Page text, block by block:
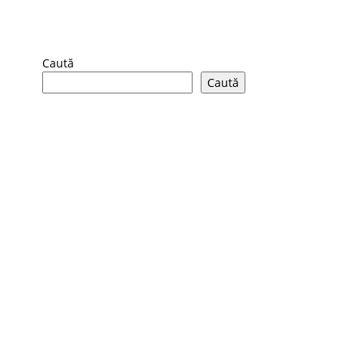
Caută
Caută